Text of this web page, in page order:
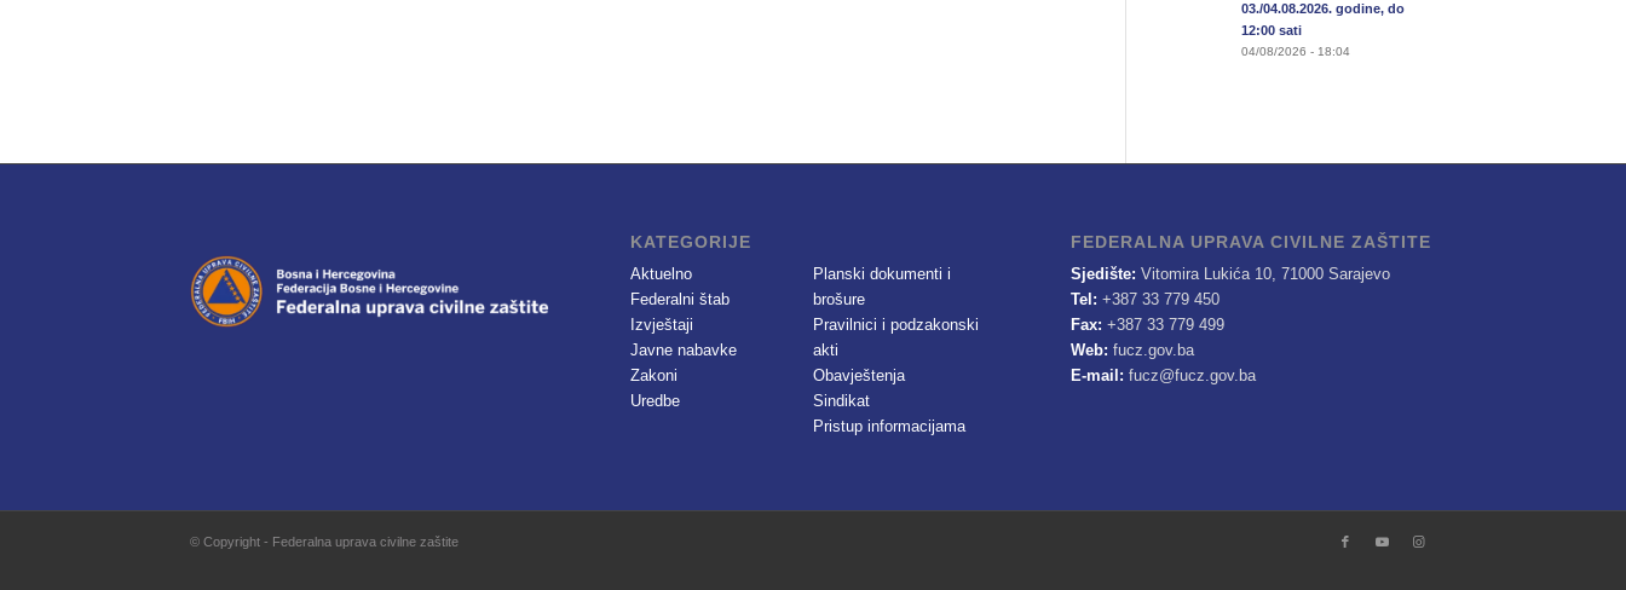
03./04.08.2026. godine, do
12:00 sati
04/08/2026 - 18:04
KATEGORIJE
Aktuelno
Federalni štab
Izvještaji
Javne nabavke
Zakoni
Uredbe
Planski dokumenti i
brošure
Pravilnici i podzakonski
akti
Obavještenja
Sindikat
Pristup informacijama
FEDERALNA UPRAVA CIVILNE ZAŠTITE
Sjedište: Vitomira Lukića 10, 71000 Sarajevo
Tel: +387 33 779 450
Fax: +387 33 779 499
Web: fucz.gov.ba
E-mail: fucz@fucz.gov.ba
© Copyright - Federalna uprava civilne zaštite